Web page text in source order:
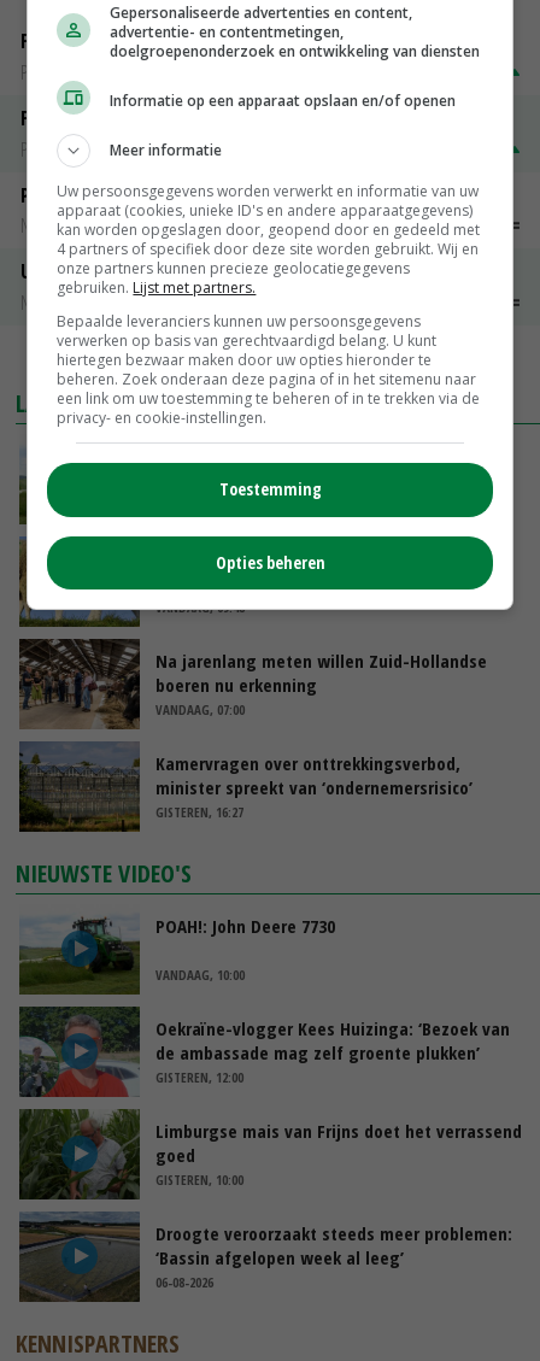
Fontane
PotatoNL
Fritesgeschikt NL Du Be
PotatoNL
Peen
Noteringen
€ 26,00~ € 33,00
Uien Middenmeer Geel 30-60% grof
Noteringen
MEER MARKTPRIJZEN
LAATSTE NIEUWS
Geen vee meer op Noord-Hollandse zeedijken
VANDAAG, 09:48
Na jarenlang meten willen Zuid-Hollandse
boeren nu erkenning
VANDAAG, 07:00
Kamervragen over onttrekkingsverbod,
minister spreekt van ‘ondernemersrisico’
GISTEREN, 16:27
NIEUWSTE VIDEO'S
POAH!: John Deere 7730
VANDAAG, 10:00
Oekraïne-vlogger Kees Huizinga: ‘Bezoek van
de ambassade mag zelf groente plukken’
GISTEREN, 12:00
Limburgse mais van Frijns doet het verrassend
goed
GISTEREN, 10:00
Droogte veroorzaakt steeds meer problemen:
‘Bassin afgelopen week al leeg’
06-08-2026
KENNISPARTNERS
Gepersonaliseerde advertenties en content,
advertentie- en contentmetingen,
doelgroepenonderzoek en ontwikkeling van diensten
Informatie op een apparaat opslaan en/of openen
Meer informatie
Uw persoonsgegevens worden verwerkt en informatie van uw
apparaat (cookies, unieke ID's en andere apparaatgegevens)
kan worden opgeslagen door, geopend door en gedeeld met
4 partners of specifiek door deze site worden gebruikt. Wij en
onze partners kunnen precieze geolocatiegegevens
gebruiken. Lijst met partners.
Bepaalde leveranciers kunnen uw persoonsgegevens
verwerken op basis van gerechtvaardigd belang. U kunt
hiertegen bezwaar maken door uw opties hieronder te
beheren. Zoek onderaan deze pagina of in het sitemenu naar
een link om uw toestemming te beheren of in te trekken via de
privacy- en cookie-instellingen.
Toestemming
Opties beheren